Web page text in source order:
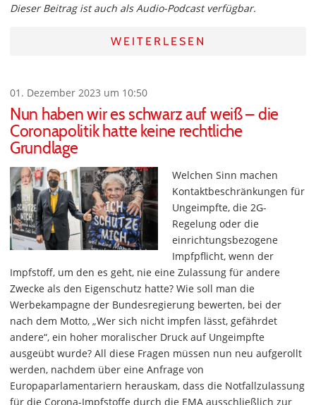
Dieser Beitrag ist auch als Audio-Podcast verfügbar.
WEITERLESEN
01. Dezember 2023 um 10:50
Nun haben wir es schwarz auf weiß – die
Coronapolitik hatte keine rechtliche
Grundlage
Welchen Sinn machen
Kontaktbeschränkungen für
Ungeimpfte, die 2G-
Regelung oder die
einrichtungsbezogene
Impfpflicht, wenn der
Impfstoff, um den es geht, nie eine Zulassung für andere
Zwecke als den Eigenschutz hatte? Wie soll man die
Werbekampagne der Bundesregierung bewerten, bei der
nach dem Motto, „Wer sich nicht impfen lässt, gefährdet
andere“, ein hoher moralischer Druck auf Ungeimpfte
ausgeübt wurde? All diese Fragen müssen nun neu aufgerollt
werden, nachdem über eine Anfrage von
Europaparlamentariern herauskam, dass die Notfallzulassung
für die Corona-Impfstoffe durch die EMA ausschließlich zur